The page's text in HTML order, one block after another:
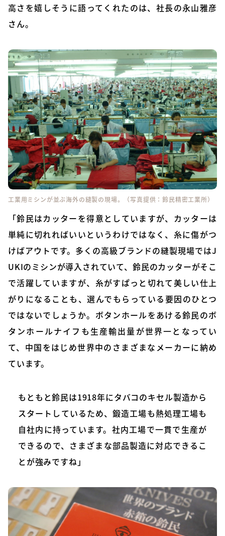
高さを嬉しそうに語ってくれたのは、社長の永山雅彦
さん。
工業用ミシンが並ぶ海外の縫製の現場。（写真提供：鈴民精密工業所）
「鈴民はカッターを得意としていますが、カッターは
単純に切れればいいというわけではなく、糸に傷がつ
けばアウトです。多くの高級ブランドの縫製現場ではJ
UKIのミシンが導入されていて、鈴民のカッターがそこ
で活躍していますが、糸がすぱっと切れて美しい仕上
がりになることも、選んでもらっている要因のひとつ
ではないでしょうか。ボタンホールをあける鈴民のボ
タンホールナイフも生産輸出量が世界一となってい
て、中国をはじめ世界中のさまざまなメーカーに納め
ています。
もともと鈴民は1918年にタバコのキセル製造から
スタートしているため、鍛造工場も熱処理工場も
自社内に持っています。社内工場で一貫で生産が
できるので、さまざまな部品製造に対応できるこ
とが強みですね」